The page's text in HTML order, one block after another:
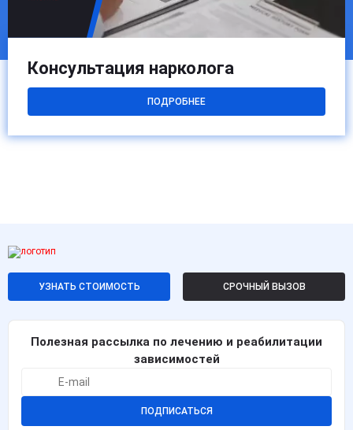
Консультация нарколога
ПОДРОБНЕЕ
УЗНАТЬ СТОИМОСТЬ СРОЧНЫЙ ВЫЗОВ
Полезная рассылка по лечению и реабилитации
зависимостей
ПОДПИСАТЬСЯ